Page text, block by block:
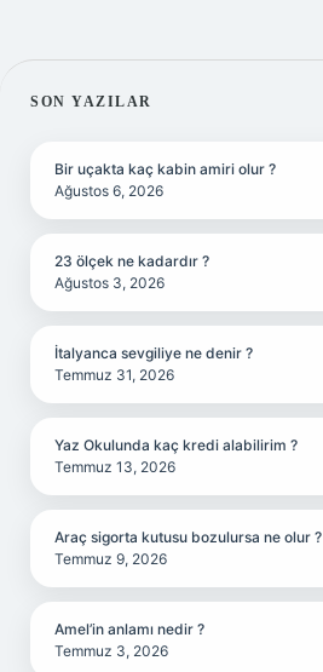
SIDEBAR
SON YAZILAR
Bir uçakta kaç kabin amiri olur ?
Ağustos 6, 2026
23 ölçek ne kadardır ?
Ağustos 3, 2026
İtalyanca sevgiliye ne denir ?
Temmuz 31, 2026
Yaz Okulunda kaç kredi alabilirim ?
Temmuz 13, 2026
Araç sigorta kutusu bozulursa ne olur ?
Temmuz 9, 2026
Amel’in anlamı nedir ?
Temmuz 3, 2026